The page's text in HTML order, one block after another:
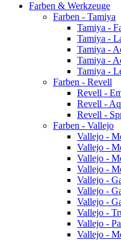
Farben & Werkzeuge
Farben - Tamiya
Tamiya -
Tamiya -
Tamiya -
Tamiya -
Tamiya -
Farben - Revell
Revell -
Revell -
Revell -
Farben - Vallejo
Vallejo -
Vallejo -
Vallejo -
Vallejo -
Vallejo -
Vallejo -
Vallejo -
Vallejo -
Vallejo -
Vallejo -